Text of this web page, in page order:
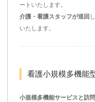
ートいたします。
介護・看護スタッフが巡回
いたします。
看護小規模多機能
小規模多機能サービスと訪